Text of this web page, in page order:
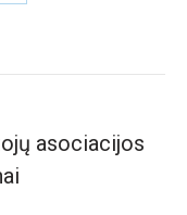
asociacijos